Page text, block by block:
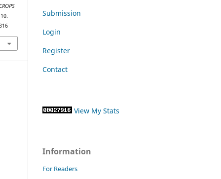
Submission
Login
Register
Contact
View My Stats
Information
For Readers